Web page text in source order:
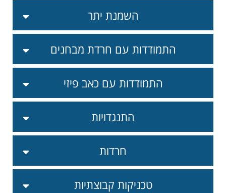
השמנת יתר
התמודדות עם חרדת מבחנים
התמודדות עם כאב פיזי
התנגדויות
חרדות
טכניקות קבוצתיות